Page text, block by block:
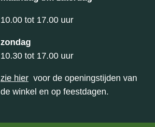
10.00 tot 17.00 uur
zondag
10.30 tot 17.00 uur
zie hiervoor de openingstijden van
de winkel en op feestdagen.